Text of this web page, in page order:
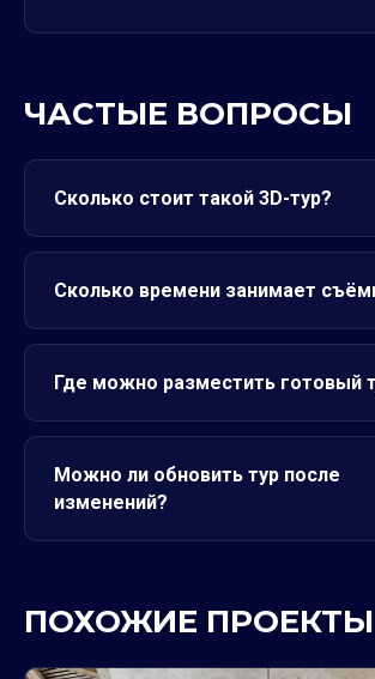
ЧАСТЫЕ ВОПРОСЫ
Сколько стоит такой 3D-тур?
Сколько времени занимает
Где можно разместить готовый
Можно ли обновить тур после
изменений?
ПОХОЖИЕ ПРОЕКТЫ